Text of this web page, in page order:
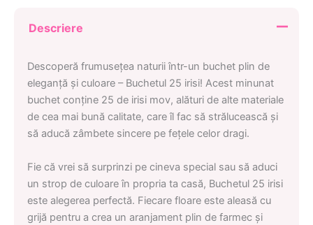
Descriere
Descoperă frumusețea naturii într-un buchet plin de
eleganță și culoare – Buchetul 25 irisi! Acest minunat
buchet conține 25 de irisi mov, alături de alte materiale
de cea mai bună calitate, care îl fac să strălucească și
să aducă zâmbete sincere pe fețele celor dragi.
Fie că vrei să surprinzi pe cineva special sau să aduci
un strop de culoare în propria ta casă, Buchetul 25 irisi
este alegerea perfectă. Fiecare floare este aleasă cu
grijă pentru a crea un aranjament plin de farmec și